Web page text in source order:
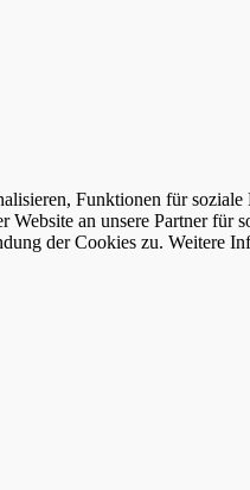
Funktionen für
an unsere Partner für
der Cookies zu. Weitere